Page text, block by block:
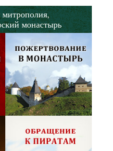
митрополия,
монастырь